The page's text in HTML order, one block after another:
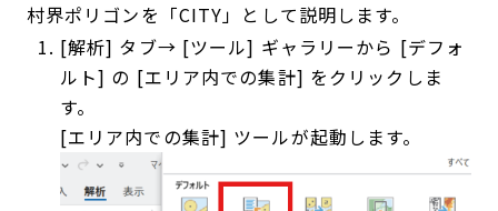
村界ポリゴンを「CITY」として説明します。
[解析] タブ→ [ツール] ギャラリーから [デフォ
ルト] の [エリア内での集計] をクリックしま
す。
[エリア内での集計] ツールが起動します。